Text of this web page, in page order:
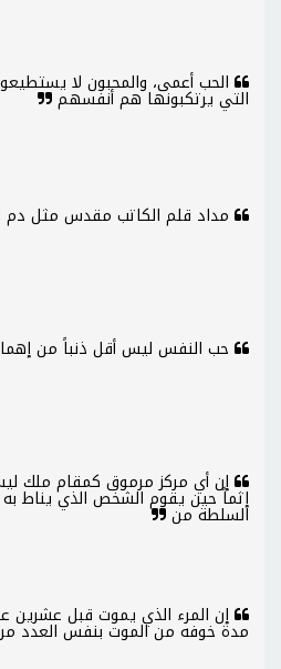
الحب أعمى، والمحبون لا
التي يرتكبونها هم أنفسهم
مداد قلم الكاتب مقدس مثل دم
حب النفس ليس أقل ذنباً من
إن أي مركز مرموق كمقام ملك
إثماً حين يقوم الشخص الذي يناط
السلطة من
إن المرء الذي يموت قبل عشرين
مدة خوفه من الموت بنفس العدد